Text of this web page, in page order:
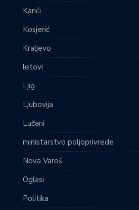
Karići
Kosjerić
Kraljevo
letovi
Ljig
Ljubovija
Lučani
ministarstvo poljoprivrede
Nova Varoš
Oglasi
Politika